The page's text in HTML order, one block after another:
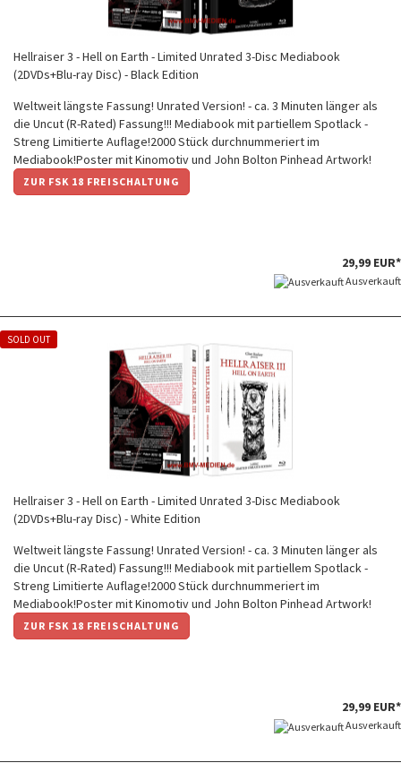
Hellraiser 3 - Hell on Earth - Limited Unrated 3-Disc Mediabook
(2DVDs+Blu-ray Disc) - Black Edition
Weltweit längste Fassung! Unrated Version! - ca. 3 Minuten länger als
die Uncut (R-Rated) Fassung!!! Mediabook mit partiellem Spotlack -
Streng Limitierte Auflage!2000 Stück durchnummeriert im
Mediabook!Poster mit Kinomotiv und John Bolton Pinhead Artwork!
ZUR FSK 18 FREISCHALTUNG
29,99 EUR*
Ausverkauft
SOLD OUT
Hellraiser 3 - Hell on Earth - Limited Unrated 3-Disc Mediabook
(2DVDs+Blu-ray Disc) - White Edition
Weltweit längste Fassung! Unrated Version! - ca. 3 Minuten länger als
die Uncut (R-Rated) Fassung!!! Mediabook mit partiellem Spotlack -
Streng Limitierte Auflage!2000 Stück durchnummeriert im
Mediabook!Poster mit Kinomotiv und John Bolton Pinhead Artwork!
ZUR FSK 18 FREISCHALTUNG
29,99 EUR*
Ausverkauft